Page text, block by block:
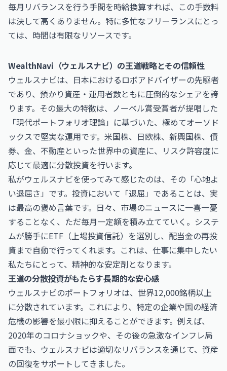
毎月リバランスを行う手間を時給換算すれば、この手数料
は決して高くありません。特に多忙なフリーランスにとっ
ては、時間は有限なリソースです。
WealthNavi（ウェルスナビ）の王道戦略とその信頼性
ウェルスナビは、日本におけるロボアドバイザーの先駆者
であり、預かり資産・運用者数ともに圧倒的なシェアを誇
ります。その最大の特徴は、ノーベル賞受賞者が提唱した
「現代ポートフォリオ理論」に基づいた、極めてオーソド
ックスで堅実な運用です。米国株、日欧株、新興国株、債
券、金、不動産といった世界中の資産に、リスク許容度に
応じて最適に分散投資を行います。
私がウェルスナビを使ってみて感じたのは、その「心地よ
い退屈さ」です。投資において「退屈」であることは、実
は最高の褒め言葉です。日々、市場のニュースに一喜一憂
することなく、ただ毎月一定額を積み立てていく。システ
ムが勝手にETF（上場投資信託）を選別し、配当金の再投
資まで自動で行ってくれます。これは、仕事に集中したい
私たちにとって、精神的な安定剤となります。
王道の分散投資がもたらす長期的な安心感
ウェルスナビのポートフォリオは、世界12,000銘柄以上
に分散されています。これにより、特定の企業や国の経済
危機の影響を最小限に抑えることができます。例えば、
2020年のコロナショックや、その後の急激なインフレ局
面でも、ウェルスナビは適切なリバランスを通じて、資産
の回復をサポートしてきました。